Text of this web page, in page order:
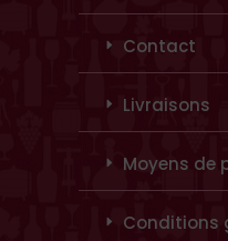
Contact
Livraisons
Moyens de
Conditions